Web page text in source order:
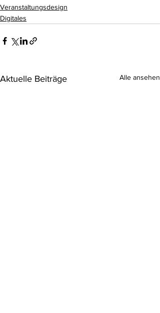
Veranstaltungsdesign
Digitales
Aktuelle Beiträge Alle ansehen